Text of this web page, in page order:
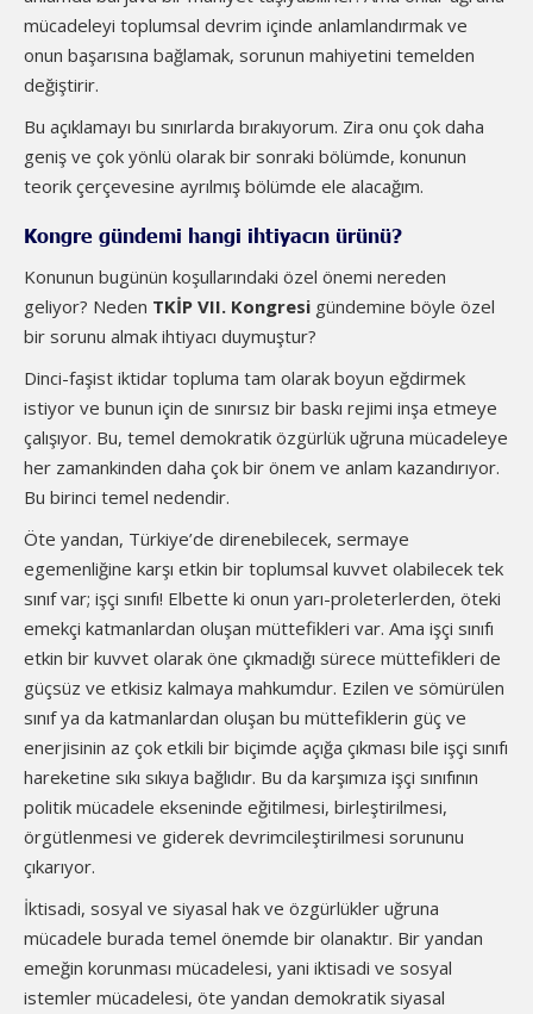
mücadeleyi toplumsal devrim içinde anlamlandırmak ve
onun başarısına bağlamak, sorunun mahiyetini temelden
değiştirir.
Bu açıklamayı bu sınırlarda bırakıyorum. Zira onu çok daha
geniş ve çok yönlü olarak bir sonraki bölümde, konunun
teorik çerçevesine ayrılmış bölümde ele alacağım.
Kongre gündemi hangi ihtiyacın ürünü?
Konunun bugünün koşullarındaki özel önemi nereden
geliyor? Neden TKİP VII. Kongresi gündemine böyle özel
bir sorunu almak ihtiyacı duymuştur?
Dinci-faşist iktidar topluma tam olarak boyun eğdirmek
istiyor ve bunun için de sınırsız bir baskı rejimi inşa etmeye
çalışıyor. Bu, temel demokratik özgürlük uğruna mücadeleye
her zamankinden daha çok bir önem ve anlam kazandırıyor.
Bu birinci temel nedendir.
Öte yandan, Türkiye’de direnebilecek, sermaye
egemenliğine karşı etkin bir toplumsal kuvvet olabilecek tek
sınıf var; işçi sınıfı! Elbette ki onun yarı-proleterlerden, öteki
emekçi katmanlardan oluşan müttefikleri var. Ama işçi sınıfı
etkin bir kuvvet olarak öne çıkmadığı sürece müttefikleri de
güçsüz ve etkisiz kalmaya mahkumdur. Ezilen ve sömürülen
sınıf ya da katmanlardan oluşan bu müttefiklerin güç ve
enerjisinin az çok etkili bir biçimde açığa çıkması bile işçi sınıfı
hareketine sıkı sıkıya bağlıdır. Bu da karşımıza işçi sınıfının
politik mücadele ekseninde eğitilmesi, birleştirilmesi,
örgütlenmesi ve giderek devrimcileştirilmesi sorununu
çıkarıyor.
İktisadi, sosyal ve siyasal hak ve özgürlükler uğruna
mücadele burada temel önemde bir olanaktır. Bir yandan
emeğin korunması mücadelesi, yani iktisadi ve sosyal
istemler mücadelesi, öte yandan demokratik siyasal